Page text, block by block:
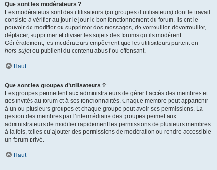
Que sont les modérateurs ?
Les modérateurs sont des utilisateurs (ou groupes d’utilisateurs) dont le travail
consiste à vérifier au jour le jour le bon fonctionnement du forum. Ils ont le
pouvoir de modifier ou supprimer des messages, de verrouiller, déverrouiller,
déplacer, supprimer et diviser les sujets des forums qu’ils modèrent.
Généralement, les modérateurs empêchent que les utilisateurs partent en
hors-sujetou publient du contenu abusif ou offensant.
Haut
Que sont les groupes d’utilisateurs ?
Les groupes permettent aux administrateurs de gérer l’accès des membres et
des invités au forum et à ses fonctionnalités. Chaque membre peut appartenir
à un ou plusieurs groupes et chaque groupe peut avoir ses permissions. La
gestion des membres par l’intermédiaire des groupes permet aux
administrateurs de modifier rapidement les permissions de plusieurs membres
à la fois, telles qu’ajouter des permissions de modération ou rendre accessible
un forum privé.
Haut